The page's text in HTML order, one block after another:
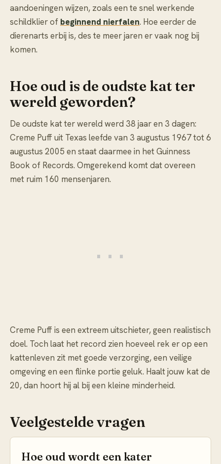
aandoeningen wijzen, zoals een te snel werkende
schildklier of beginnend nierfalen. Hoe eerder de
dierenarts erbij is, des te meer jaren er vaak nog bij
komen.
Hoe oud is de oudste kat ter
wereld geworden?
De oudste kat ter wereld werd 38 jaar en 3 dagen:
Creme Puff uit Texas leefde van 3 augustus 1967 tot 6
augustus 2005 en staat daarmee in het Guinness
Book of Records. Omgerekend komt dat overeen
met ruim 160 mensenjaren.
Creme Puff is een extreem uitschieter, geen realistisch
doel. Toch laat het record zien hoeveel rek er op een
kattenleven zit met goede verzorging, een veilige
omgeving en een flinke portie geluk. Haalt jouw kat de
20, dan hoort hij al bij een kleine minderheid.
Veelgestelde vragen
Hoe oud wordt een kater